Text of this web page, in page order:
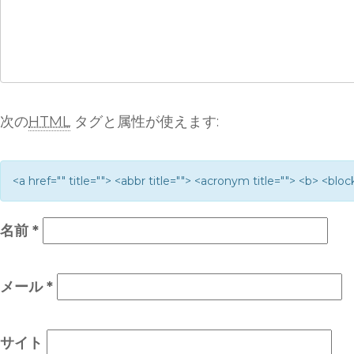
次のHTML タグと属性が使えます:
<a href="" title=""> <abbr title=""> <acronym title=""> <b>
名前 *
メール*
サイト